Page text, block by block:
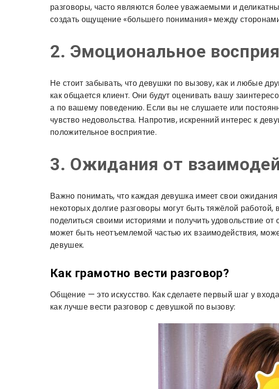
разговоры, часто являются более уважаемыми и
создать ощущение «большего понимания» между
2. Эмоциональное
Не стоит забывать, что девушки по вызову, как и любые
как общается клиент. Они будут оценивать вашу
а по вашему поведению. Если вы не слушаете или
чувство недовольства. Напротив, искренний интерес к
положительное восприятие.
3. Ожидания от
Важно понимать, что каждая девушка имеет свои
некоторых долгие разговоры могут быть тяжёлой работой,
поделиться своими историями и получить удовольствие
может быть неотъемлемой частью их взаимодействия,
девушек.
Как грамотно вести разговор?
Общение — это искусство. Как сделаете первый шаг у
как лучше вести разговор с девушкой по вызову: